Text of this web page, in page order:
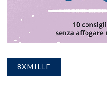
8XMILLE